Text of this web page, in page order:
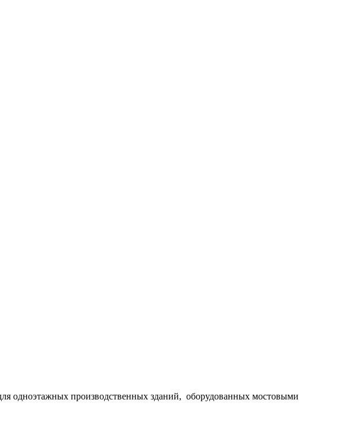
одноэтажных производственных зданий, оборудованных мостовыми